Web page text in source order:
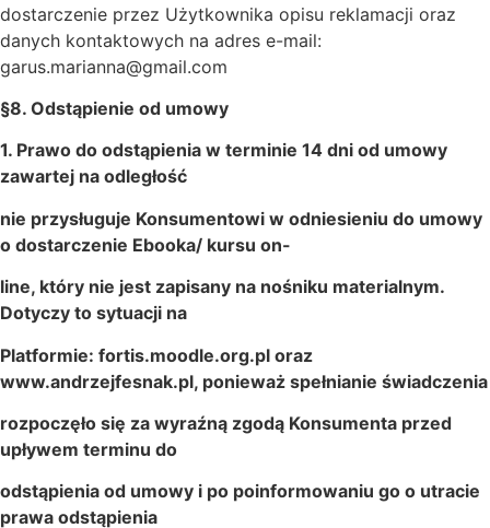
dostarczenie przez Użytkownika opisu reklamacji oraz
danych kontaktowych na adres e-mail:
garus.marianna@gmail.com
§8. Odstąpienie od umowy
1. Prawo do odstąpienia w terminie 14 dni od umowy
zawartej na odległość
nie przysługuje Konsumentowi w odniesieniu do umowy
o dostarczenie Ebooka/ kursu on-
line, który nie jest zapisany na nośniku materialnym.
Dotyczy to sytuacji na
Platformie: fortis.moodle.org.pl oraz
www.andrzejfesnak.pl, ponieważ spełnianie świadczenia
rozpoczęło się za wyraźną zgodą Konsumenta przed
upływem terminu do
odstąpienia od umowy i po poinformowaniu go o utracie
prawa odstąpienia